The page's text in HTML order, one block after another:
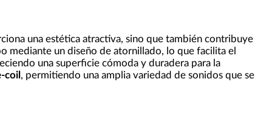
una estética atractiva, sino que también contribuye
mediante un diseño de atornillado, lo que facilita el
una superficie cómoda y duradera para la
coil , permitiendo una amplia variedad de sonidos que se